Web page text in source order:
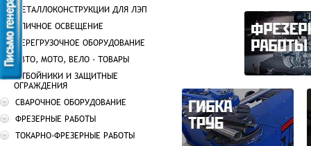
МЕТАЛЛОКОНСТРУКЦИИ ДЛЯ ЛЭП
УЛИЧНОЕ ОСВЕЩЕНИЕ
ПЕРЕГРУЗОЧНОЕ ОБОРУДОВАНИЕ
АВТО, МОТО, ВЕЛО - ТОВАРЫ
ОТБОЙНИКИ И ЗАЩИТНЫЕ
ОГРАЖДЕНИЯ
СВАРОЧНОЕ ОБОРУДОВАНИЕ
ФРЕЗЕРНЫЕ РАБОТЫ
ТОКАРНО-ФРЕЗЕРНЫЕ РАБОТЫ